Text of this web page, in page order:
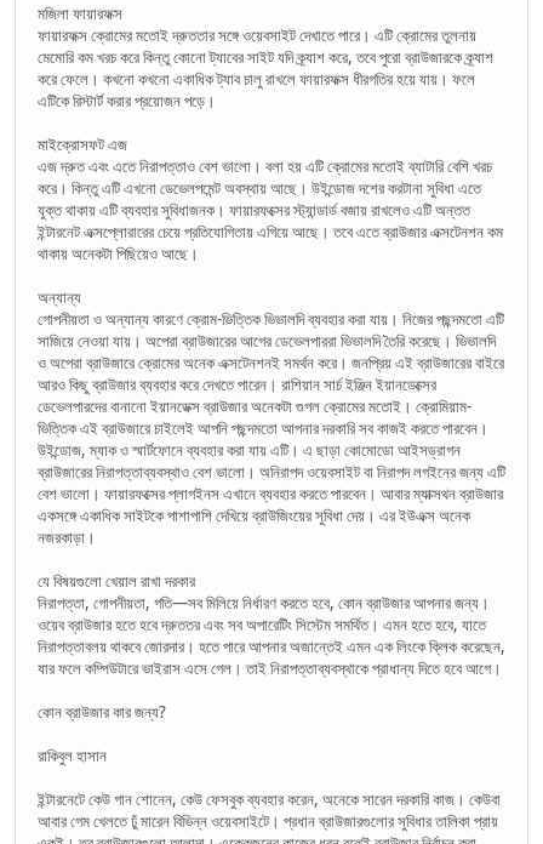
মজিলা ফায়ারফক্স
ফায়ারফক্স ক্রোমের মতোই দ্রুততার সঙ্গে ওয়েবসাইট দেখাতে পারে। এটি ক্রোমের তুলনায়
মেমোরি কম খরচ করে কিন্তু কোনো ট্যাবের সাইট যদি ক্র্যাশ করে, তবে পুরো ব্রাউজারকে ক্র্যাশ
করে ফেলে। কখনো কখনো একাধিক ট্যাব চালু রাখলে ফায়ারফক্স ধীরগতির হয়ে যায়। ফলে
এটিকে রিস্টার্ট করার প্রয়োজন পড়ে।
মাইক্রোসফট এজ
এজ দ্রুত এবং এতে নিরাপত্তাও বেশ ভালো। বলা হয় এটি ক্রোমের মতোই ব্যাটারি বেশি খরচ
করে। কিন্তু এটি এখনো ডেভেলপমেন্ট অবস্থায় আছে। উইন্ডোজ দশের করটানা সুবিধা এতে
যুক্ত থাকায় এটি ব্যবহার সুবিধাজনক। ফায়ারফক্সের স্ট্যান্ডার্ড বজায় রাখলেও এটি অন্তত
ইন্টারনেট এক্সপ্লোরারের চেয়ে প্রতিযোগিতায় এগিয়ে আছে। তবে এতে ব্রাউজার এক্সটেনশন কম
থাকায় অনেকটা পিছিয়েও আছে।
অন্যান্য
গোপনীয়তা ও অন্যান্য কারণে ক্রোম-ভিত্তিক ভিভালদি ব্যবহার করা যায়। নিজের পছন্দমতো এটি
সাজিয়ে নেওয়া যায়। অপেরা ব্রাউজারের আগের ডেভেলপাররা ভিভালদি তৈরি করেছে। ভিভালদি
ও অপেরা ব্রাউজারে ক্রোমের অনেক এক্সটেনশনই সমর্থন করে। জনপ্রিয় এই ব্রাউজারের বাইরে
আরও কিছু ব্রাউজার ব্যবহার করে দেখতে পারেন। রাশিয়ান সার্চ ইঞ্জিন ইয়ানডেক্সের
ডেভেলপারদের বানানো ইয়ানডেক্স ব্রাউজার অনেকটা গুগল ক্রোমের মতোই। ক্রোমিয়াম-
ভিত্তিক এই ব্রাউজারে চাইলেই আপনি পছন্দমতো আপনার দরকারি সব কাজই করতে পারবেন।
উইন্ডোজ, ম্যাক ও স্মার্টফোনে ব্যবহার করা যায় এটি। এ ছাড়া কোমোডো আইসড্রাগন
ব্রাউজারের নিরাপত্তাব্যবস্থাও বেশ ভালো। অনিরাপদ ওয়েবসাইট বা নিরাপদ লগইনের জন্য এটি
বেশ ভালো। ফায়ারফক্সের প্লাগইনস এখানে ব্যবহার করতে পারবেন। আবার ম্যাক্সথন ব্রাউজার
একসঙ্গে একাধিক সাইটকে পাশাপাশি দেখিয়ে ব্রাউজিংয়ের সুবিধা দেয়। এর ইউএক্স অনেক
নজরকাড়া।
যে বিষয়গুলো খেয়াল রাখা দরকার
নিরাপত্তা, গোপনীয়তা, গতি—সব মিলিয়ে নির্ধারণ করতে হবে, কোন ব্রাউজার আপনার জন্য।
ওয়েব ব্রাউজার হতে হবে দ্রুততর এবং সব অপারেটিং সিস্টেম সমর্থিত। এমন হতে হবে, যাতে
নিরাপত্তাবলয় থাকবে জোরদার। হতে পারে আপনার অজান্তেই এমন এক লিংকে ক্লিক করেছেন,
যার ফলে কম্পিউটারে ভাইরাস এসে গেল। তাই নিরাপত্তাব্যবস্থাকে প্রাধান্য দিতে হবে আগে।
কোন ব্রাউজার কার জন্য?
রাকিবুল হাসান
ইন্টারনেটে কেউ গান শোনেন, কেউ ফেসবুক ব্যবহার করেন, অনেকে সারেন দরকারি কাজ। কেউবা
আবার গেম খেলতে ঢুঁ মারেন বিভিন্ন ওয়েবসাইটে। প্রধান ব্রাউজারগুলোর সুবিধার তালিকা প্রায়